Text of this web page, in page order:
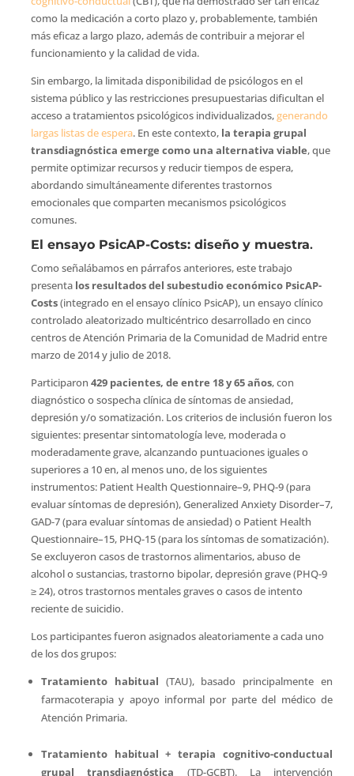
como la medicación a corto plazo y, probablemente, también
más eficaz a largo plazo, además de contribuir a mejorar el
funcionamiento y la calidad de vida.
Sin embargo, la limitada disponibilidad de psicólogos en el
sistema público y las restricciones presupuestarias dificultan el
acceso a tratamientos psicológicos individualizados,generando
largas listas de espera. En este contexto, la terapia grupal
transdiagnóstica emerge como una alternativa viable, que
permite optimizar recursos y reducir tiempos de espera,
abordando simultáneamente diferentes trastornos
emocionales que comparten mecanismos psicológicos
comunes.
El ensayo PsicAP-Costs: diseño y muestra.
Como señalábamos en párrafos anteriores, este trabajo
presenta los resultados del subestudio económico PsicAP-
Costs(integrado en el ensayo clínico PsicAP), un ensayo clínico
controlado aleatorizado multicéntrico desarrollado en cinco
centros de Atención Primaria de la Comunidad de Madrid entre
marzo de 2014 y julio de 2018.
Participaron 429 pacientes, de entre 18 y 65 años, con
diagnóstico o sospecha clínica de síntomas de ansiedad,
depresión y/o somatización. Los criterios de inclusión fueron los
siguientes: presentar sintomatología leve, moderada o
moderadamente grave, alcanzando puntuaciones iguales o
superiores a 10 en, al menos uno, de los siguientes
instrumentos: Patient Health Questionnaire–9, PHQ-9 (para
evaluar síntomas de depresión), Generalized Anxiety Disorder–7,
GAD-7 (para evaluar síntomas de ansiedad) o Patient Health
Questionnaire–15, PHQ-15 (para los síntomas de somatización).
Se excluyeron casos de trastornos alimentarios, abuso de
alcohol o sustancias, trastorno bipolar, depresión grave (PHQ-9
≥ 24), otros trastornos mentales graves o casos de intento
reciente de suicidio.
Los participantes fueron asignados aleatoriamente a cada uno
de los dos grupos:
Tratamiento habitual (TAU), basado principalmente en
farmacoterapia y apoyo informal por parte del médico de
Atención Primaria.
Tratamiento habitual + terapia cognitivo-conductual
grupal transdiagnóstica (TD-GCBT). La intervención